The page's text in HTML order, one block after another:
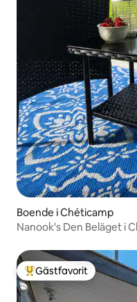
Boende i Chéticamp
Populär gästfavorit
Gästfavorit